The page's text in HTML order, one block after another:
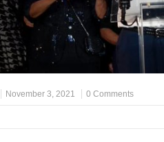
November 3, 2021 0 Comments